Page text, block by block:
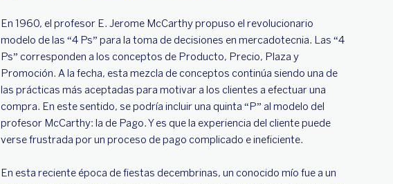
En 1960, el profesor E. Jerome McCarthy propuso el revolucionario
modelo de las “4 Ps” para la toma de decisiones en mercadotecnia. Las “4
Ps” corresponden a los conceptos de Producto, Precio, Plaza y
Promoción. A la fecha, esta mezcla de conceptos continúa siendo una de
las prácticas más aceptadas para motivar a los clientes a efectuar una
compra. En este sentido, se podría incluir una quinta “P” al modelo del
profesor McCarthy: la de Pago. Y es que la experiencia del cliente puede
verse frustrada por un proceso de pago complicado e ineficiente.
En esta reciente época de fiestas decembrinas, un conocido mío fue a un